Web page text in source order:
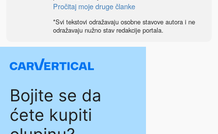
Pročitaj moje druge članke
*Svi tekstovi odražavaju osobne stavove autora i ne
odražavaju nužno stav redakcije portala.